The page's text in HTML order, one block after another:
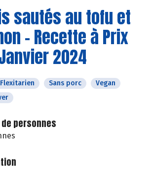
sautés au tofu et
- Recette à Prix
2024
Flexitarien Sans porc
Vegan
de personnes